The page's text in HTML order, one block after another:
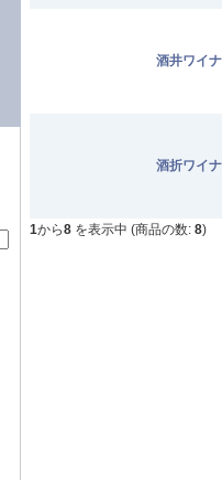
酒井ワイ
酒折ワイ
1から8 を表示中 (商品の数: 8)